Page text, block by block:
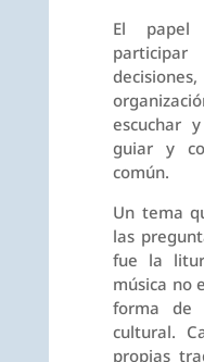
El
escuchar
guiar y
común.
Un tema
las
fue la
música no
forma de
cultural.
propias